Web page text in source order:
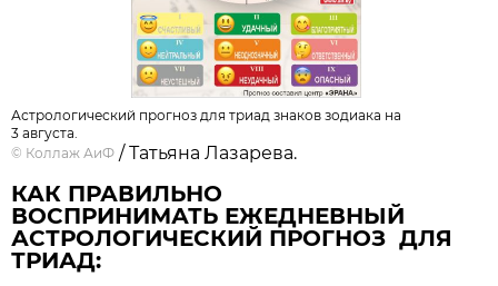
Астрологический прогноз для триад знаков зодиака на
3 августа.
© Коллаж АиФ / Татьяна Лазарева.
КАК ПРАВИЛЬНО
ВОСПРИНИМАТЬ ЕЖЕДНЕВНЫЙ
АСТРОЛОГИЧЕСКИЙ ПРОГНОЗ ДЛЯ
ТРИАД: